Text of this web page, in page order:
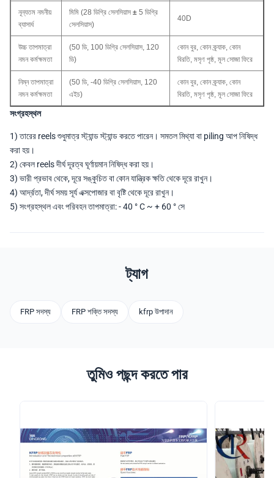
নূন্যতম নমনীয়
ব্যাসার্ধ
মিমি (28 ডিগ্রি সেলসিয়াস ± 5 ডিগ্রি
সেলসিয়াস)
40D
উচ্চ তাপমাত্রা
নমন কর্মক্ষমতা
(50 ডি, 100 ডিগ্রি সেলসিয়াস, 120
ডি)
কোন বুর, কোন ক্র্যাক, কোন
বিরতি, মসৃণ পৃষ্ঠ, মূল সোজা ফিরে
নিম্ন তাপমাত্রা
নমন কর্মক্ষমতা
(50 ডি, -40 ডিগ্রি সেলসিয়াস, 120
এইচ)
কোন বুর, কোন ক্র্যাক, কোন
বিরতি, মসৃণ পৃষ্ঠ, মূল সোজা ফিরে
সংগ্রহস্থল
1) তারের reels শুধুমাত্র স্ট্যান্ড স্ট্যান্ড করতে পারেন। সমতল মিথ্যা বা piling আপ নিষিদ্ধ
করা হয়।
2) কেবল reels দীর্ঘ দূরত্ব ঘূর্ণায়মান নিষিদ্ধ করা হয়।
3) ভারী প্রভাব থেকে, দূরে সঙ্কুচিত বা কোন যান্ত্রিক ক্ষতি থেকে দূরে রাখুন।
4) আর্দ্রতা, দীর্ঘ সময় সূর্য এক্সপোজার বা বৃষ্টি থেকে দূরে রাখুন।
5) সংগ্রহস্থল এবং পরিবহন তাপমাত্রা: - 40 ° C ~ + 60 ° সে
ট্যাগ
FRP সদস্য FRP শক্তি সদস্য kfrp উপাদান
তুমিও পছন্দ করতে পার